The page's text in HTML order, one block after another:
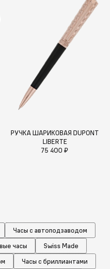
РУЧКА ШАРИКОВАЯ DUPONT
LIBERTE
75 400 ₽
Часы с автоподзаводом
часы
Swiss Made
Часы с бриллиантами